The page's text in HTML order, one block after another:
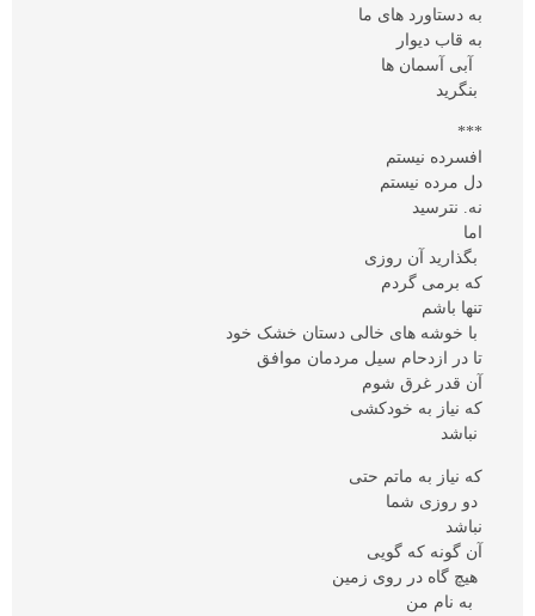
به دستاورد های ما
به قاب دیوار
آبی آسمان ها
بنگرید
***
افسرده نیستم
دل مرده نیستم
نه. نترسید
اما
بگذارید آن روزی
که برمی گردم
تنها باشم
با خوشه های خالی دستان خشک خود
تا در ازدحام سیل مردمان موافق
آن قدر غرق شوم
که نیاز به خودکشی
نباشد
که نیاز به ماتم حتی
دو روزی شما
نباشد
آن گونه که گویی
هیچ گاه در روی زمین
به نام من